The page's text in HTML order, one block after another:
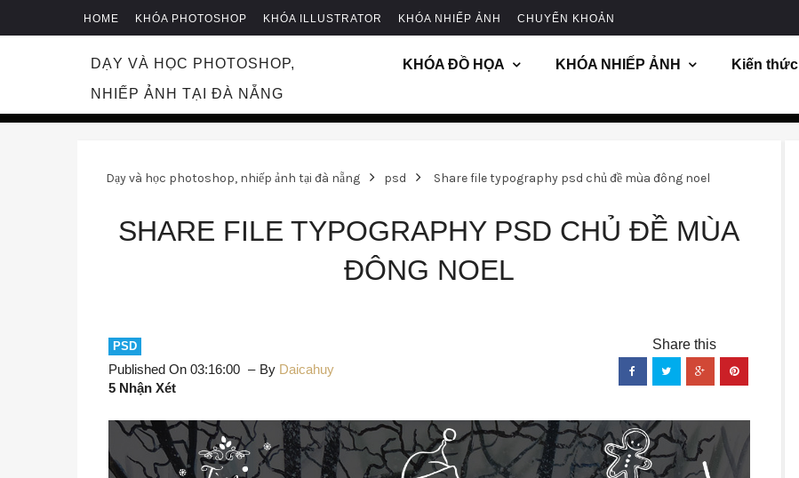
HOME KHÓA PHOTOSHOP KHÓA ILLUSTRATOR KHÓA NHIẾP ẢNH CHUYỂN KHOẢN
DẠY VÀ HỌC PHOTOSHOP,
NHIẾP ẢNH TẠI ĐÀ NẴNG
KHÓA ĐỒ HỌA KHÓA NHIẾP ẢNH Kiến thức
Dạy và học photoshop, nhiếp ảnh tại đà nẵng psd Share file typography psd chủ đề mùa đông noel
SHARE FILE TYPOGRAPHY PSD CHỦ ĐỀ MÙA
ĐÔNG NOEL
PSD
Published On 03:16:00 By Daicahuy
5 Nhận Xét